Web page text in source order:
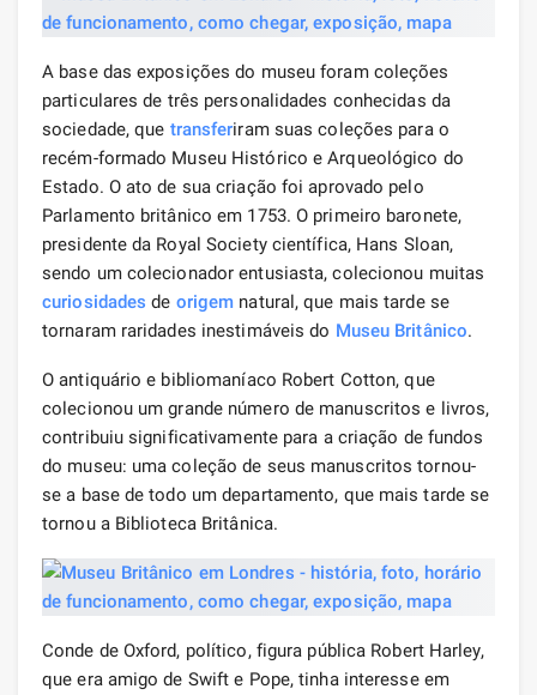
A base das exposições do museu foram coleções
particulares de três personalidades conhecidas da
sociedade, que transferiram suas coleções para o
recém-formado Museu Histórico e Arqueológico do
Estado. O ato de sua criação foi aprovado pelo
Parlamento britânico em 1753. O primeiro baronete,
presidente da Royal Society científica, Hans Sloan,
sendo um colecionador entusiasta, colecionou muitas
curiosidades de origem natural, que mais tarde se
tornaram raridades inestimáveis ​​do Museu Britânico.
O antiquário e bibliomaníaco Robert Cotton, que
colecionou um grande número de manuscritos e livros,
contribuiu significativamente para a criação de fundos
do museu: uma coleção de seus manuscritos tornou-
se a base de todo um departamento, que mais tarde se
tornou a Biblioteca Britânica.
Conde de Oxford, político, figura pública Robert Harley,
que era amigo de Swift e Pope, tinha interesse em